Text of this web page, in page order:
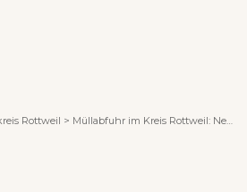
Rottweil > Müllabfuhr im Kreis Rottweil: Neues Jahr startet mit kleinem Durcheinander